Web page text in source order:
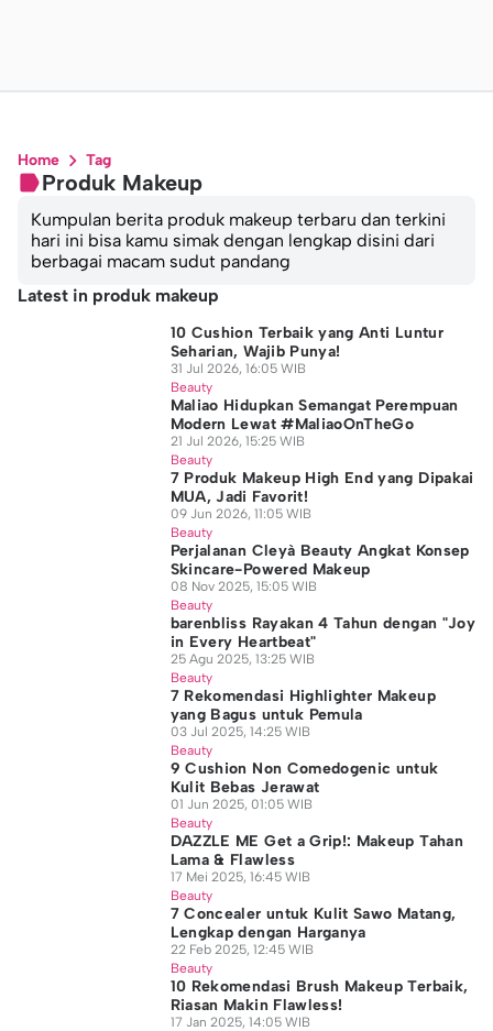
Home Tag
Produk Makeup
Kumpulan berita produk makeup terbaru dan terkini
hari ini bisa kamu simak dengan lengkap disini dari
berbagai macam sudut pandang
Latest in produk makeup
10 Cushion Terbaik yang Anti Luntur
Seharian, Wajib Punya!
31 Jul 2026, 16:05 WIB
Beauty
Maliao Hidupkan Semangat Perempuan
Modern Lewat #MaliaoOnTheGo
21 Jul 2026, 15:25 WIB
Beauty
7 Produk Makeup High End yang Dipakai
MUA, Jadi Favorit!
09 Jun 2026, 11:05 WIB
Beauty
Perjalanan Cleyà Beauty Angkat Konsep
Skincare-Powered Makeup
08 Nov 2025, 15:05 WIB
Beauty
barenbliss Rayakan 4 Tahun dengan "Joy
in Every Heartbeat"
25 Agu 2025, 13:25 WIB
Beauty
7 Rekomendasi Highlighter Makeup
yang Bagus untuk Pemula
03 Jul 2025, 14:25 WIB
Beauty
9 Cushion Non Comedogenic untuk
Kulit Bebas Jerawat
01 Jun 2025, 01:05 WIB
Beauty
DAZZLE ME Get a Grip!: Makeup Tahan
Lama & Flawless
17 Mei 2025, 16:45 WIB
Beauty
7 Concealer untuk Kulit Sawo Matang,
Lengkap dengan Harganya
22 Feb 2025, 12:45 WIB
Beauty
10 Rekomendasi Brush Makeup Terbaik,
Riasan Makin Flawless!
17 Jan 2025, 14:05 WIB